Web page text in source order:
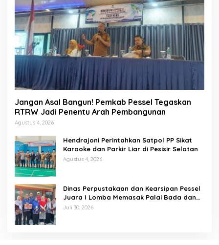
Jangan Asal Bangun! Pemkab Pessel Tegaskan
RTRW Jadi Penentu Arah Pembangunan
Agustus 4, 2026
Hendrajoni Perintahkan Satpol PP Sikat
Karaoke dan Parkir Liar di Pesisir Selatan
Agustus 4, 2026
Dinas Perpustakaan dan Kearsipan Pessel
Juara I Lomba Memasak Palai Bada dan
Lamang Golek
Juli 30, 2026